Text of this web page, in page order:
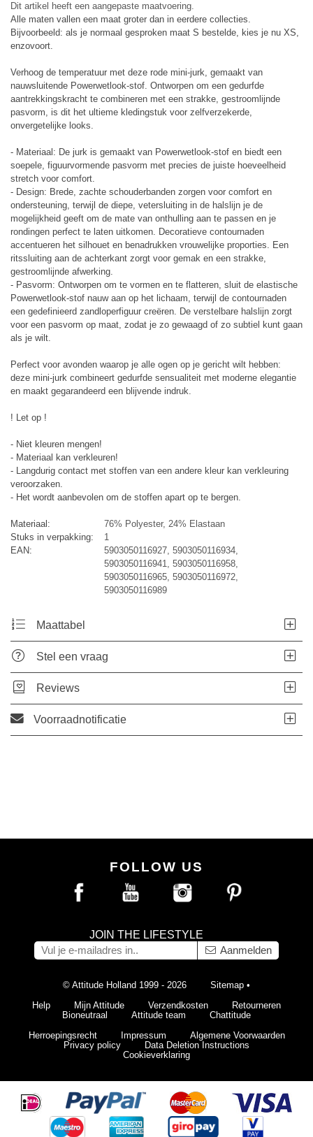
Dit artikel heeft een aangepaste maatvoering.
Alle maten vallen een maat groter dan in eerdere collecties.
Bijvoorbeeld: als je normaal gesproken maat S bestelde, kies je nu XS,
enzovoort.
Verhoog de temperatuur met deze rode mini-jurk, gemaakt van
nauwsluitende Powerwetlook-stof. Ontworpen om een ​​gedurfde
aantrekkingskracht te combineren met een strakke, gestroomlijnde
pasvorm, is dit het ultieme kledingstuk voor zelfverzekerde,
onvergetelijke looks.
- Materiaal: De jurk is gemaakt van Powerwetlook-stof en biedt een
soepele, figuurvormende pasvorm met precies de juiste hoeveelheid
stretch voor comfort.
- Design: Brede, zachte schouderbanden zorgen voor comfort en
ondersteuning, terwijl de diepe, vetersluiting in de halslijn je de
mogelijkheid geeft om de mate van onthulling aan te passen en je
rondingen perfect te laten uitkomen. Decoratieve contournaden
accentueren het silhouet en benadrukken vrouwelijke proporties. Een
ritssluiting aan de achterkant zorgt voor gemak en een strakke,
gestroomlijnde afwerking.
- Pasvorm: Ontworpen om te vormen en te flatteren, sluit de elastische
Powerwetlook-stof nauw aan op het lichaam, terwijl de contournaden
een gedefinieerd zandloperfiguur creëren. De verstelbare halslijn zorgt
voor een pasvorm op maat, zodat je zo gewaagd of zo subtiel kunt gaan
als je wilt.
Perfect voor avonden waarop je alle ogen op je gericht wilt hebben:
deze mini-jurk combineert gedurfde sensualiteit met moderne elegantie
en maakt gegarandeerd een blijvende indruk.
! Let op !
- Niet kleuren mengen!
- Materiaal kan verkleuren!
- Langdurig contact met stoffen van een andere kleur kan verkleuring
veroorzaken.
- Het wordt aanbevolen om de stoffen apart op te bergen.
Materiaal:
76% Polyester, 24% Elastaan
Stuks in verpakking:
1
EAN:
5903050116927, 5903050116934,
5903050116941, 5903050116958,
5903050116965, 5903050116972,
5903050116989
Maattabel
Stel een vraag
Reviews
Voorraadnotificatie
FOLLOW US
JOIN THE LIFESTYLE
Aanmelden
© Attitude Holland 1999 - 2026 Sitemap •
Help
Mijn Attitude Verzendkosten
Retourneren
Bioneutraal
Attitude team
Chattitude
Herroepingsrecht
Impressum
Algemene Voorwaarden
Privacy policy
Data Deletion Instructions
Cookieverklaring